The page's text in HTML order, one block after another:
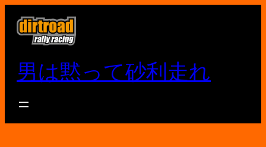
男は黙って砂利走れ